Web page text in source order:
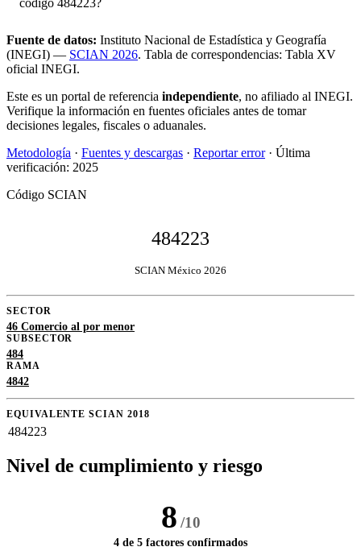
código 484223?
Fuente de datos: Instituto Nacional de Estadística y Geografía
(INEGI) — SCIAN 2026. Tabla de correspondencias: Tabla XV
oficial INEGI.
Este es un portal de referencia independiente, no afiliado al INEGI.
Verifique la información en fuentes oficiales antes de tomar
decisiones legales, fiscales o aduanales.
Metodología · Fuentes y descargas · Reportar error· Última
verificación: 2025
Código SCIAN
484223
SCIAN México 2026
SECTOR
46 Comercio al por menor
SUBSECTOR
484
RAMA
4842
EQUIVALENTE SCIAN 2018
484223
Nivel de cumplimiento y riesgo
8 /10
4 de 5 factores confirmados